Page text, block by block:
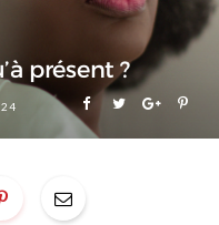
présent ?